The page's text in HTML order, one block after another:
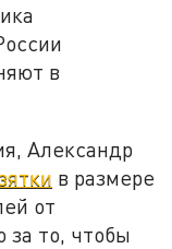
в
Александр
в размере
от
за то, чтобы